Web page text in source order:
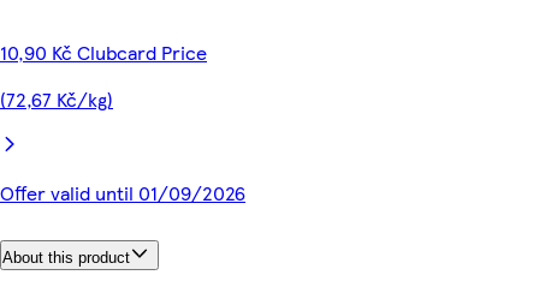
10,90 Kč Clubcard Price
(72,67 Kč/kg)
Offer valid until 01/09/2026
About this product